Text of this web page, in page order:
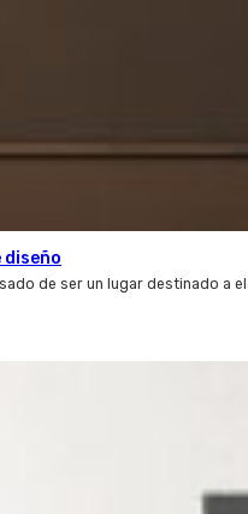
diseño
de ser un lugar destinado a